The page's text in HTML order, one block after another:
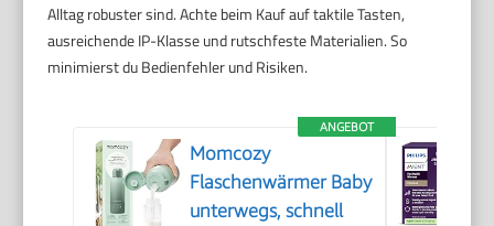
Alltag robuster sind. Achte beim Kauf auf taktile Tasten,
ausreichende IP-Klasse und rutschfeste Materialien. So
minimierst du Bedienfehler und Risiken.
ANGEBOT
Momcozy
Flaschenwärmer Baby
unterwegs, schnell